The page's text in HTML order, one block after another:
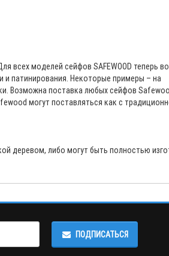
всех моделей сейфов SAFEWOOD теперь
патинирования. Некоторые примеры – на
Возможна поставка любых сейфов
могут поставляться как с
деревом, либо могут быть полностью
ПОДПИСАТЬСЯ